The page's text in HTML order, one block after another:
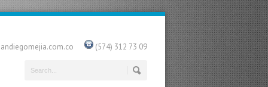
(574) 312 73 09